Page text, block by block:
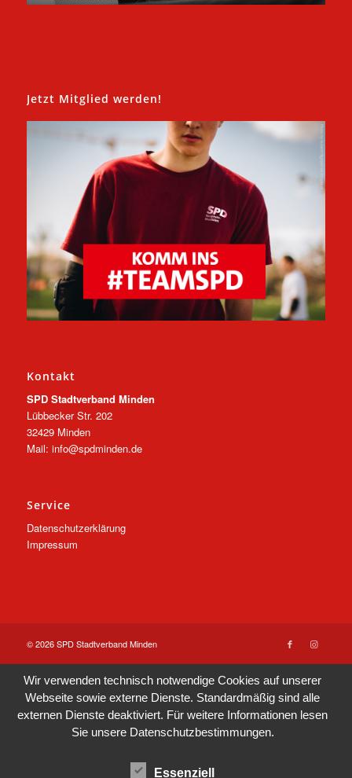
Jetzt Mitglied werden!
Kontakt
SPD Stadtverband Minden
Lübbecker Str. 202
32429 Minden
Mail: info@spdminden.de
Service
Datenschutzerklärung
Impressum
© 2026 SPD Stadtverband Minden
Wir verwenden technisch notwendige Cookies auf unserer
Webseite sowie externe Dienste. Standardmäßig sind alle
externen Dienste deaktiviert. Für weitere Informationen lesen
Sie unsere Datenschutzbestimmungen.
Essenziell